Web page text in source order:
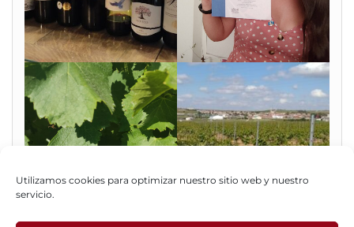
Utilizamos cookies para optimizar nuestro sitio web y nuestro
servicio.